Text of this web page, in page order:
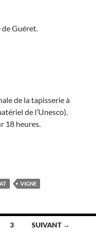
Guéret.
de la tapisserie à
de l’Unesco).
18 heures.
VIGNE
3 SUIVANT →